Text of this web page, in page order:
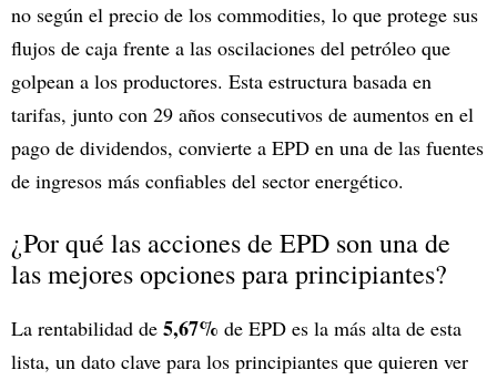
no según el precio de los commodities, lo que protege sus
flujos de caja frente a las oscilaciones del petróleo que
golpean a los productores. Esta estructura basada en
tarifas, junto con 29 años consecutivos de aumentos en el
pago de dividendos, convierte a EPD en una de las fuentes
de ingresos más confiables del sector energético.
¿Por qué las acciones de EPD son una de
las mejores opciones para principiantes?
La rentabilidad de 5,67% de EPD es la más alta de esta
lista, un dato clave para los principiantes que quieren ver